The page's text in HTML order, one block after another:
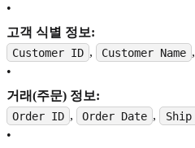
•
고객 식별 정보:
Customer ID , Customer Name ,
•
거래(주문) 정보:
Order ID , Order Date ,
•